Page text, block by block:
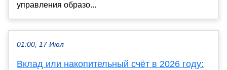
управления образо...
01:00, 17 Июл
Вклад или накопительный счёт в 2026 году: